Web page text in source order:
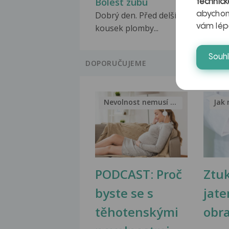
Dobrý den. Před delší dobou mu
kousek plomby...
DOPORUČUJEME
PODCAST: Proč
byste se s
těhotenskými
Nevolnost nemusí být nutnou... Jak
vám